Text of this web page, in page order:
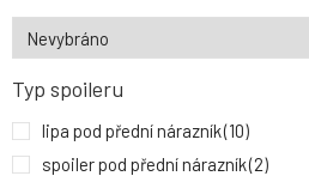
Typ spoileru
lipa pod přední nárazník(10)
spoiler pod přední nárazník(2)